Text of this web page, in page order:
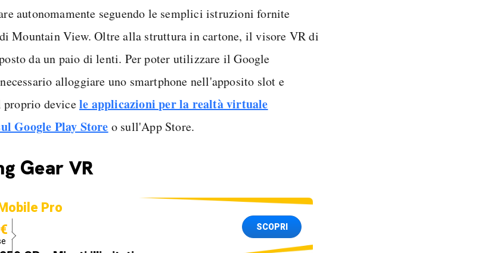
autonomamente seguendo le semplici istruzioni fornite
Mountain View. Oltre alla struttura in cartone, il visore VR di
da un paio di lenti. Per poter utilizzare il Google
alloggiare uno smartphone nell'apposito slot e
devicele applicazioni per la realtà virtuale
Google Play Store o sull'App Store.
Gear VR
Pro
SCOPRI